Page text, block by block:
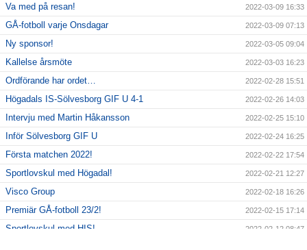
Va med på resan! 2022-03-09 16:33
GÅ-fotboll varje Onsdagar 2022-03-09 07:13
Ny sponsor! 2022-03-05 09:04
Kallelse årsmöte 2022-03-03 16:23
Ordförande har ordet… 2022-02-28 15:51
Högadals IS-Sölvesborg GIF U 4-1 2022-02-26 14:03
Intervju med Martin Håkansson 2022-02-25 15:10
Inför Sölvesborg GIF U 2022-02-24 16:25
Första matchen 2022! 2022-02-22 17:54
Sportlovskul med Högadal! 2022-02-21 12:27
Visco Group 2022-02-18 16:26
Premiär GÅ-fotboll 23/2! 2022-02-15 17:14
Sportlovskul med HIS! 2022-02-12 08:47